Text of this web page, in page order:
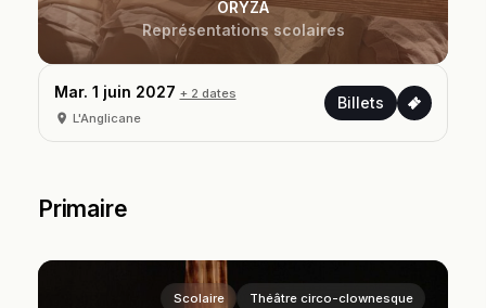
ORYZA
Représentations scolaires
Mar. 1 juin 2027 + 2 dates
L'Anglicane
Billets
Primaire
Scolaire Théâtre circo-clownesque